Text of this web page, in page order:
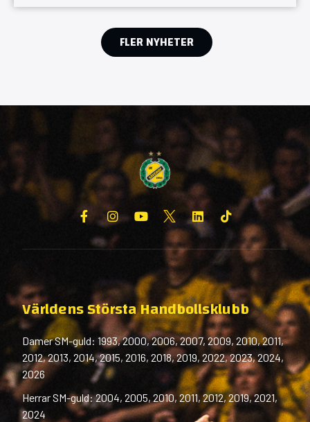
FLER NYHETER
Världens Största Handbollsklubb
Damer SM-guld: 1993, 2000, 2006, 2007, 2009, 2010, 2011,
2012, 2013, 2014, 2015, 2016, 2018, 2019, 2022, 2023, 2024,
2026
Herrar SM-guld: 2004, 2005, 2010, 2011, 2012, 2019, 2021,
2024